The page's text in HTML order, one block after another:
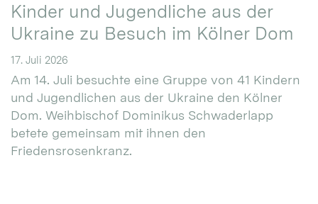
Kinder und Jugendliche aus der
Ukraine zu Besuch im Kölner Dom
17. Juli 2026
Am 14. Juli besuchte eine Gruppe von 41 Kindern
und Jugendlichen aus der Ukraine den Kölner
Dom. Weihbischof Dominikus Schwaderlapp
betete gemeinsam mit ihnen den
Friedensrosenkranz.